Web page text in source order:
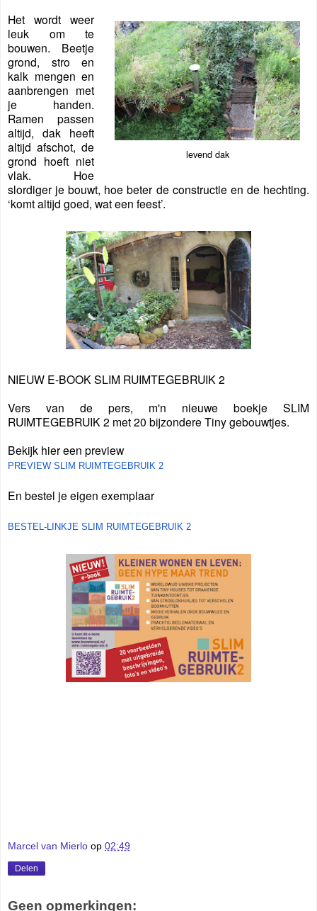
levend dak
Het wordt weer
leuk om te
bouwen. Beetje
grond, stro en
kalk mengen en
aanbrengen met
je handen.
Ramen passen
altijd, dak heeft
altijd afschot, de
grond hoeft niet
vlak. Hoe
slordiger je bouwt, hoe beter de constructie en de hechting.
‘komt altijd goed, wat een feest’.
NIEUW E-BOOK SLIM RUIMTEGEBRUIK 2
Vers van de pers, m'n nieuwe boekje SLIM
RUIMTEGEBRUIK 2 met 20 bijzondere Tiny gebouwtjes.
Bekijk hier een preview
PREVIEW SLIM RUIMTEGEBRUIK 2
En bestel je eigen exemplaar
BESTEL-LINKJE SLIM RUIMTEGEBRUIK 2
Marcel van Mierlo op 02:49
Delen
Geen opmerkingen: